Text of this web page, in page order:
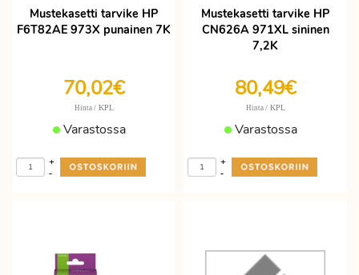
Mustekasetti tarvike HP
F6T82AE 973X punainen 7K
70,02€
Hinta / KPL
Varastossa
-
+
Mustekasetti tarvike HP
CN626A 971XL sininen
7,2K
80,49€
Hinta / KPL
Varastossa
-
+